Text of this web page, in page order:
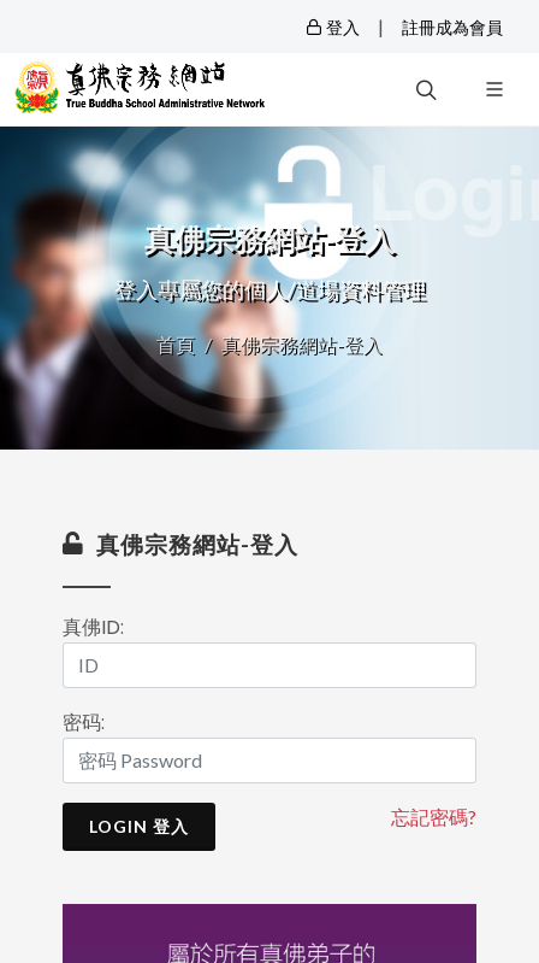
登入 | 註冊成為會員
真佛宗務網站-登入
登入專屬您的個人/道場資料管理
首頁 真佛宗務網站-登入
真佛宗務網站-登入
真佛ID:
密码:
忘記密碼?